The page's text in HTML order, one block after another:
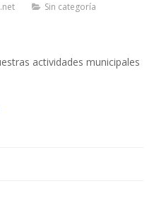
Sin categoría
actividades municipales